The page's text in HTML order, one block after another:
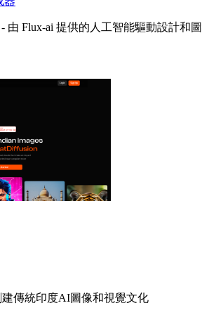
由 Flux-ai 提供的人工智能驅動設計和
建傳統印度AI圖像和視覺文化